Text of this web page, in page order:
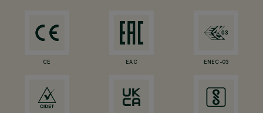
CE EAC ENEC-03